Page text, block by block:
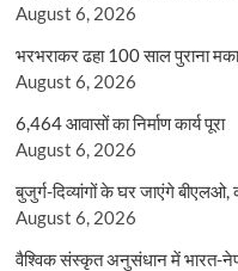
August 6, 2026
भरभराकर ढहा 100 साल पुराना
August 6, 2026
6,464 आवासों का निर्माण कार्य पूरा
August 6, 2026
बुजुर्ग-दिव्यांगों के घर जाएंगे बीएलओ,
August 6, 2026
वैश्विक संस्कृत अनुसंधान में भारत-